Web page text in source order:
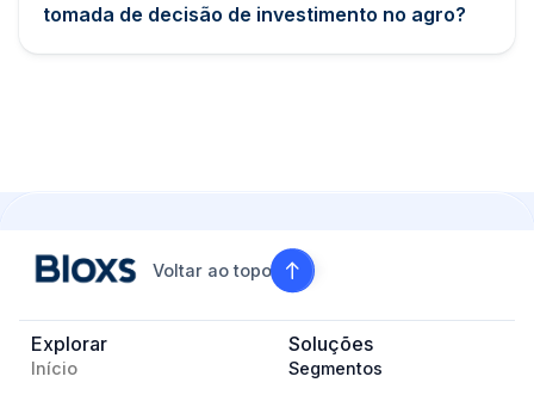
tomada de decisão de investimento no agro?
Voltar ao topo
Explorar
Início
Soluções
Segmentos